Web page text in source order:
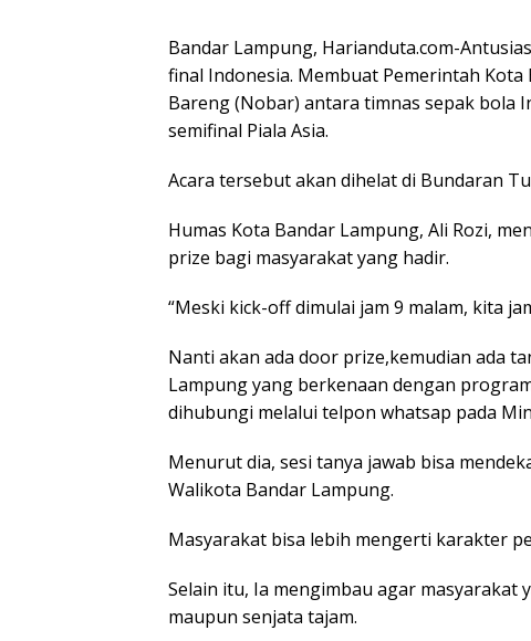
Bandar Lampung, Harianduta.com-
final Indonesia. Membuat Pemerintah
Bareng (Nobar) antara timnas sepak bola
semifinal Piala Asia.
Acara tersebut akan dihelat di Bundaran
Humas Kota Bandar Lampung, Ali Rozi,
prize bagi masyarakat yang hadir.
“Meski kick-off dimulai jam 9 malam, kita
Nanti akan ada door prize,kemudian ada
Lampung yang berkenaan dengan
dihubungi melalui telpon whatsap pada
Menurut dia, sesi tanya jawab bisa
Walikota Bandar Lampung.
Masyarakat bisa lebih mengerti karakter
Selain itu, Ia mengimbau agar masyarakat
maupun senjata tajam.